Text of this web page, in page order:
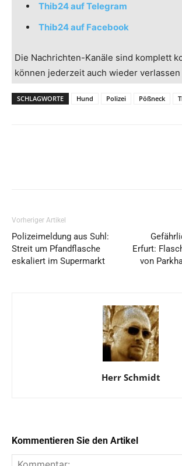
Thib24 auf Telegram
Thib24 auf Facebook
Die Nachrichten-Kanäle sind komplett
können jederzeit auch wieder
SCHLAGWORTE Hund Polizei Pößneck
Vorheriger Artikel
Polizeimeldung aus Suhl:
Streit um Pfandflasche
eskaliert im Supermarkt
Erfurt:
von
Herr Schmidt
Kommentieren Sie den Artikel